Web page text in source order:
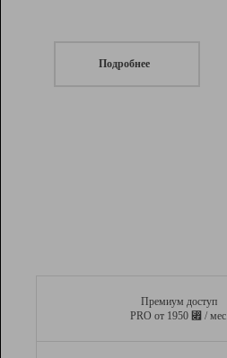
Подробнее
Премиум доступ
PRO от 1950 ⃏ / мес.